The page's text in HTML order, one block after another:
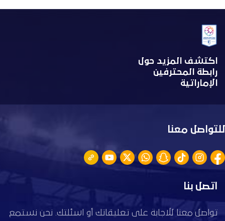
اكتشف المزيد حول
رابطة المحترفين
الإماراتية
للتواصل معنا
اتصل بنا
تواصل معنا للاجابة على تعليقاتك أو اسئلتك. نحن نستمع